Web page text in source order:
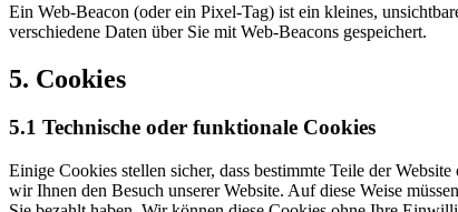
Ein Web-Beacon (oder ein Pixel-Tag) ist ein kleines,
verschiedene Daten über Sie mit Web-Beacons gespeichert.
5. Cookies
5.1 Technische oder funktionale Cookies
Einige Cookies stellen sicher, dass bestimmte Teile der
wir Ihnen den Besuch unserer Website. Auf diese Weise